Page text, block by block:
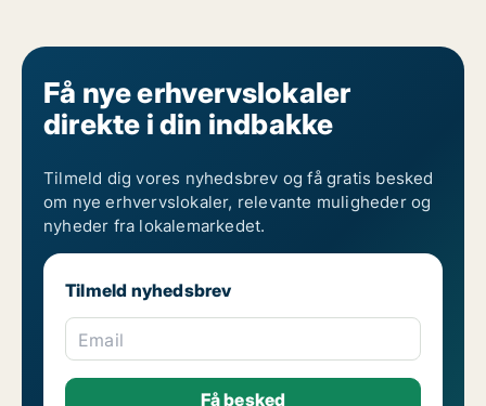
Få nye erhvervslokaler
direkte i din indbakke
Tilmeld dig vores nyhedsbrev og få gratis besked
om nye erhvervslokaler, relevante muligheder og
nyheder fra lokalemarkedet.
Tilmeld nyhedsbrev
Email